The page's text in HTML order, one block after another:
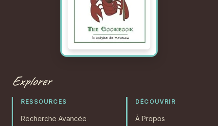
Explorer
RESSOURCES
Recherche Avancée
DÉCOUVRIR
À Propos